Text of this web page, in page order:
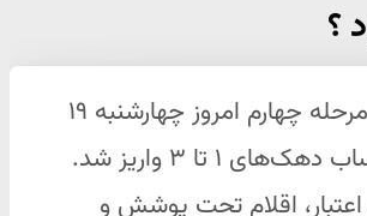
؟
اعتبار کالابرگ مرحله چهارم امروز چهارشنبه ۱۹
شهریور به حساب دهک‌های ۱ تا ۳ واریز شد.
اقلام تحت پوشش و